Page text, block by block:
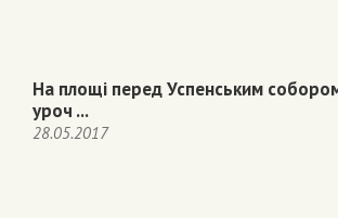
На площі перед Успенським
уроч ...
28.05.2017